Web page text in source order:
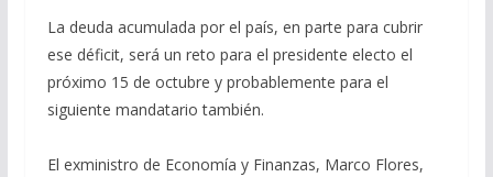
La deuda acumulada por el país, en parte para cubrir
ese déficit, será un reto para el presidente electo el
próximo 15 de octubre y probablemente para el
siguiente mandatario también.
El exministro de Economía y Finanzas, Marco Flores,